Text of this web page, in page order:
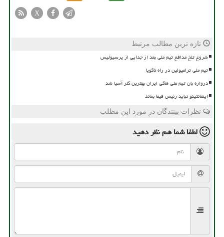
X
تازه ترین مطالب مرتبط
شروع تلخ مدافع تیم ملی بعد از جدایی از پرسپولیس
تیم ملی ترامپولین در راه ناگویا
دروازه بان تیم ملی هاکی ایران بهترین گلر آسیا شد
اینفانتینو نباید رئیس فیفا بماند
نظرات بینندگان در مورد این مطلب
لطفا شما همنظر دهید